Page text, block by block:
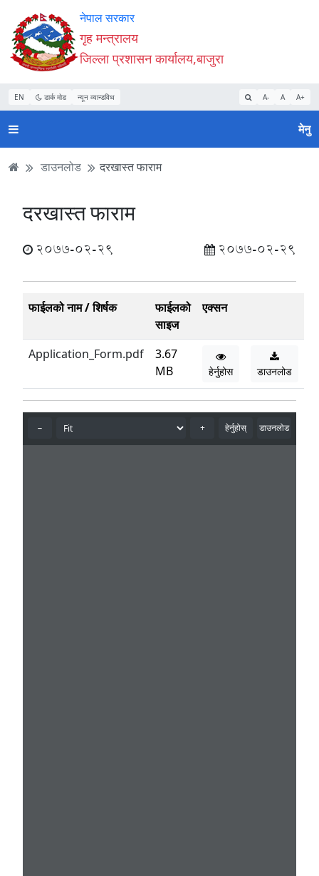
Accessibility
Mode
सुरु
गर्नुहोस्
सामाग्री
पढ्नुहाेस्
नेभिगेसन
पढ्नुहाेस्
वेबसाइट
खोजमा
जानुहोस्
नेपाल सरकार
गृह मन्त्रालय
जिल्ला प्रशासन कार्यालय,बाजुरा
EN डार्क मोड न्यून व्यान्डविथ A- A A+
मेनु
डाउनलोड दरखास्त फाराम
दरखास्त फाराम
2077-02-29 2077-02-29
फाईलको नाम / शिर्षक
फाईलको
साइज
एक्सन
Application_Form.pdf
3.67
MB
हेर्नुहोस डाउनलोड